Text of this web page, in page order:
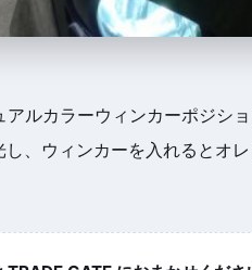
アルカラーウィンカーポジシ
、ウィンカーを入れるとオ